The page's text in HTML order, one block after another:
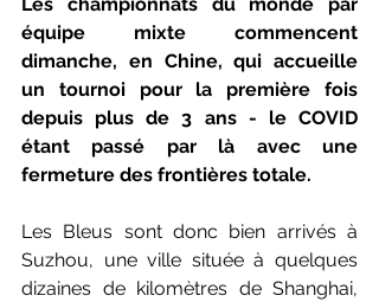
Les championnats du monde par
équipe mixte commencent
dimanche, en Chine, qui accueille
un tournoi pour la première fois
depuis plus de 3 ans - le COVID
étant passé par là avec une
fermeture des frontières totale.
Les Bleus sont donc bien arrivés à
Suzhou, une ville située à quelques
dizaines de kilomètres de Shanghai,